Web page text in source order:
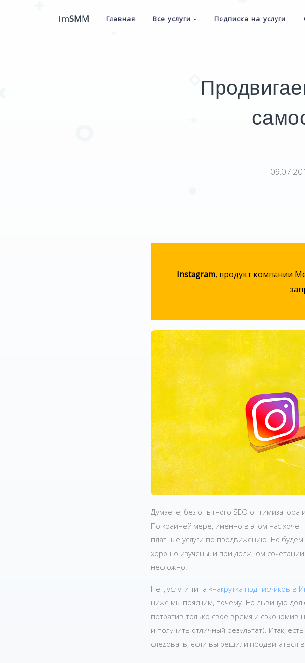
TmSMM Главная Все услуги Подписка на услуги
Instagram, продукт компании
Думаете, без опытного SEO-
По крайней мере, именно в этом нас
платные услуги по продвижению. Но
хорошо изучены, и при должном
несложно.
Нет, услуги типа «накрутка подписчиков в
ниже мы поясним, почему. Но львиную
потратив только свое время и сэкономив
и получить отличный результат). Итак,
следовать, если вы решили продвигаться